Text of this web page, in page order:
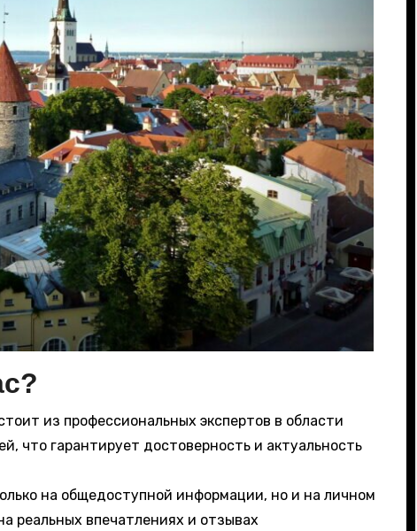
из профессиональных экспертов в области
что гарантирует достоверность и актуальность
на общедоступной информации, но и на личном
реальных впечатлениях и отзывах